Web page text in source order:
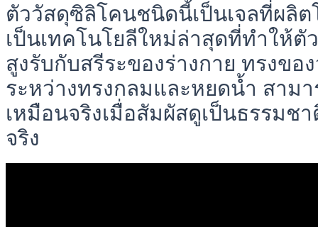
ตัววัสดุซิลิโคนชนิดนี้เป็นเจลที่ผลิต
เป็นเทคโนโยลีใหม่ล่าสุดที่ทำให้
สูงรับกับสรีระของร่างกาย ทรงขอ
ระหว่างทรงกลมและหยดน้ำ สามา
เหมือนจริงเมื่อสัมผัสดูเป็นธรรมช
จริง